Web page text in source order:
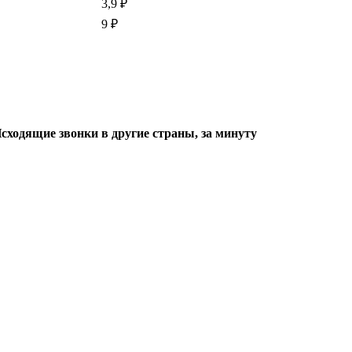
3,9 ₽
9 ₽
звонки в другие страны, за минуту